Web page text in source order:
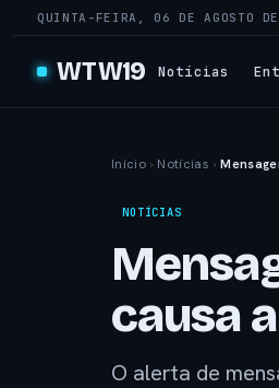
QUINTA-FEIRA, 06 DE AGOSTO
WTW19 Notícias
Início › Notícias ›
NOTÍCIAS
causa
O alerta de